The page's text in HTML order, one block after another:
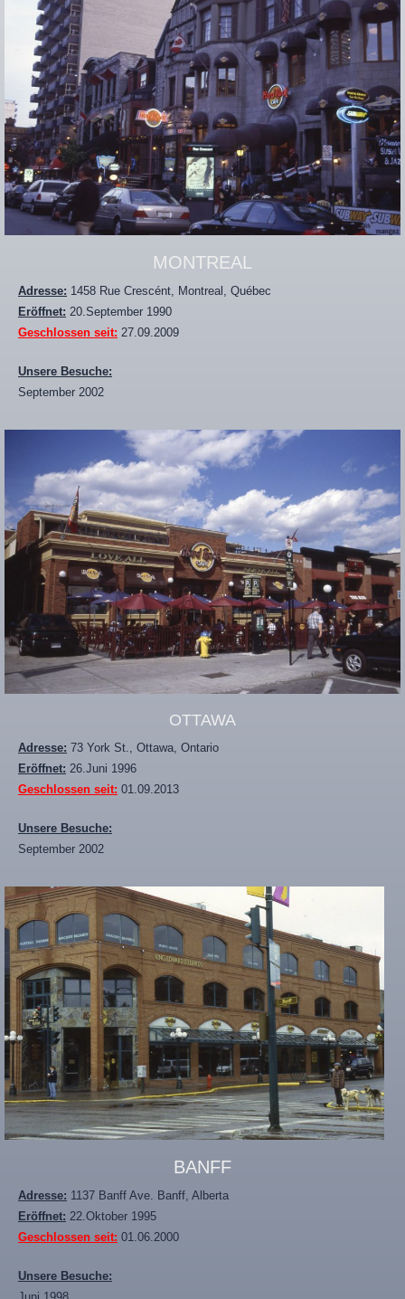
MONTREAL
Adresse: 1458 Rue Crescént, Montreal, Québec
Eröffnet: 20.September 1990
Geschlossen seit: 27.09.2009
Unsere Besuche:
September 2002
OTTAWA
Adresse: 73 York St., Ottawa, Ontario
Eröffnet: 26.Juni 1996
Geschlossen seit: 01.09.2013
Unsere Besuche:
September 2002
BANFF
Adresse: 1137 Banff Ave. Banff, Alberta
Eröffnet: 22.Oktober 1995
Geschlossen seit: 01.06.2000
Unsere Besuche: